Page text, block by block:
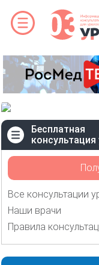
Бесплатная
консультация
Все консультации
Наши врачи
Правила